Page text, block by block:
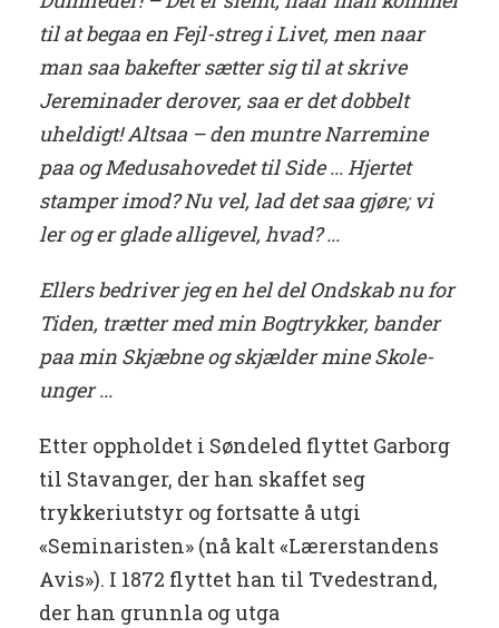
til at begaa en Fejl-streg i Livet, men naar
man saa bakefter sætter sig til at skrive
Jereminader derover, saa er det dobbelt
uheldigt! Altsaa – den muntre Narremine
paa og Medusahovedet til Side ... Hjertet
stamper imod? Nu vel, lad det saa gjøre; vi
ler og er glade alligevel, hvad? ...
Ellers bedriver jeg en hel del Ondskab nu for
Tiden, trætter med min Bogtrykker, bander
paa min Skjæbne og skjælder mine Skole-
unger ...
Etter oppholdet i Søndeled flyttet Garborg
til Stavanger, der han skaffet seg
trykkeriutstyr og fortsatte å utgi
«Seminaristen» (nå kalt «Lærerstandens
Avis»). I 1872 flyttet han til Tvedestrand,
der han grunnla og utga